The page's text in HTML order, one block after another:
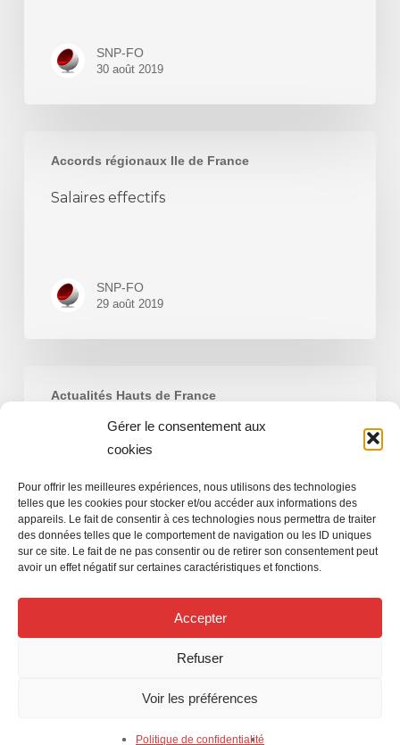
Gérer le consentement aux
cookies
Pour offrir les meilleures expériences, nous utilisons des technologies
telles que les cookies pour stocker et/ou accéder aux informations des
appareils. Le fait de consentir à ces technologies nous permettra de traiter
des données telles que le comportement de navigation ou les ID uniques
sur ce site. Le fait de ne pas consentir ou de retirer son consentement peut
avoir un effet négatif sur certaines caractéristiques et fonctions.
Accepter
Refuser
Voir les préférences
Politique de confidentialité
DERNIÈRES
MINUTES
SNP-FO
30 août 2019
Accords régionaux Ile de France
effectifs
Salaires effectifs
SNP-FO
29 août 2019
Actualités Hauts de France
DU
DU
CONFINEMENT,
LES
MASQUES
NEGOCIATIONS DU 23 JUIN… FIN DU
CONFINEMENT, LES MASQUES
Jean-Luc JOSSE
28 juin 2020